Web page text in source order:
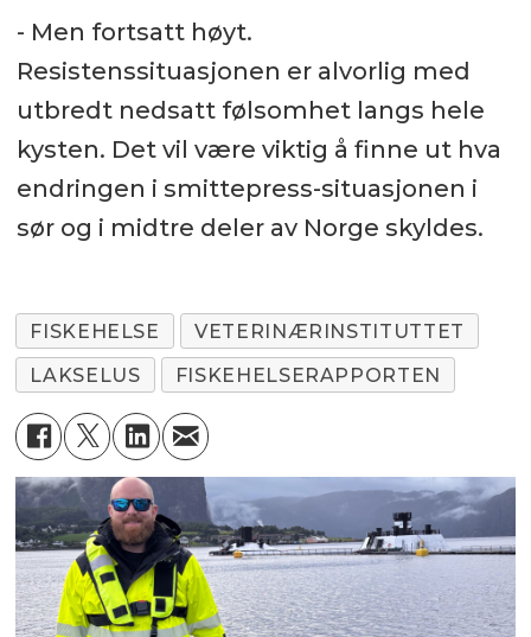
- Men fortsatt høyt.
Resistenssituasjonen er alvorlig med
utbredt nedsatt følsomhet langs hele
kysten. Det vil være viktig å finne ut hva
endringen i smittepress-situasjonen i
sør og i midtre deler av Norge skyldes.
FISKEHELSE
VETERINÆRINSTITUTTET
LAKSELUS
FISKEHELSERAPPORTEN